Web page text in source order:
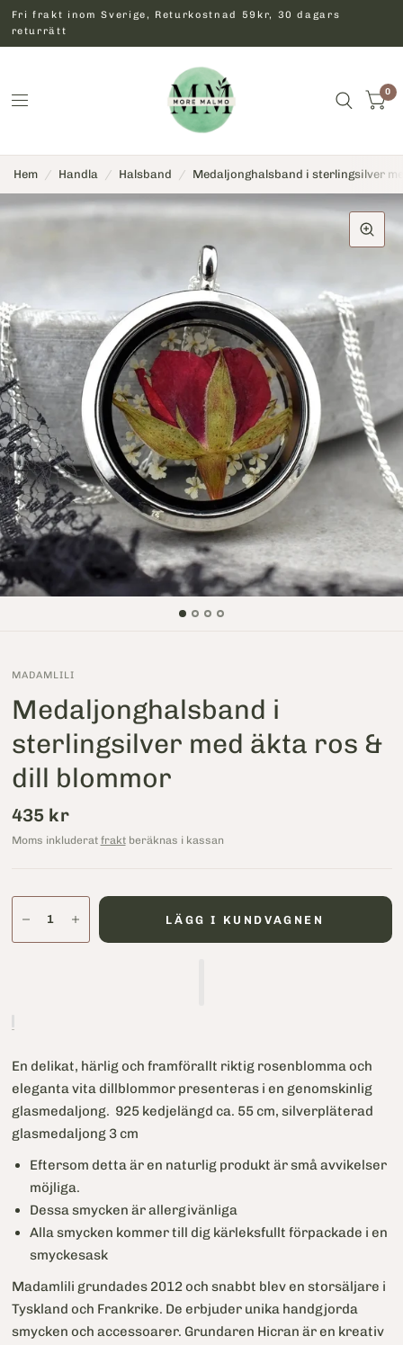
Fri frakt inom Sverige, Returkostnad 59kr, 30 dagars
returrätt
0
Hem / Handla / Halsband / Medaljonghalsband i sterlingsilver
MADAMLILI
Medaljonghalsband i
sterlingsilver med äkta ros &
dill blommor
435 kr
Moms inkluderat fraktberäknas i kassan
LÄGG I KUNDVAGNEN
En delikat, härlig och framförallt riktig rosenblomma och
eleganta vita dillblommor presenteras i en genomskinlig
glasmedaljong. 925 kedjelängd ca. 55 cm, silverpläterad
glasmedaljong 3 cm
Eftersom detta är en naturlig produkt är små avvikelser
möjliga.
Dessa smycken är allergivänliga
Alla smycken kommer till dig kärleksfullt förpackade i en
smyckesask
Madamlili grundades 2012 och snabbt blev en storsäljare i
Tyskland och Frankrike. De erbjuder unika handgjorda
smycken och accessoarer. Grundaren Hicran är en kreativ